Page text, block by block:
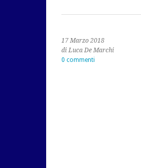
17 Marzo 2018
di Luca De Marchi
0 commenti